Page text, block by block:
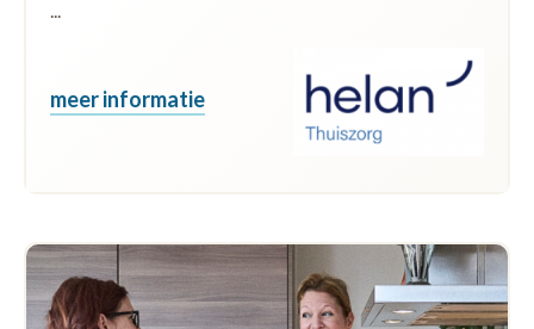
meer informatie